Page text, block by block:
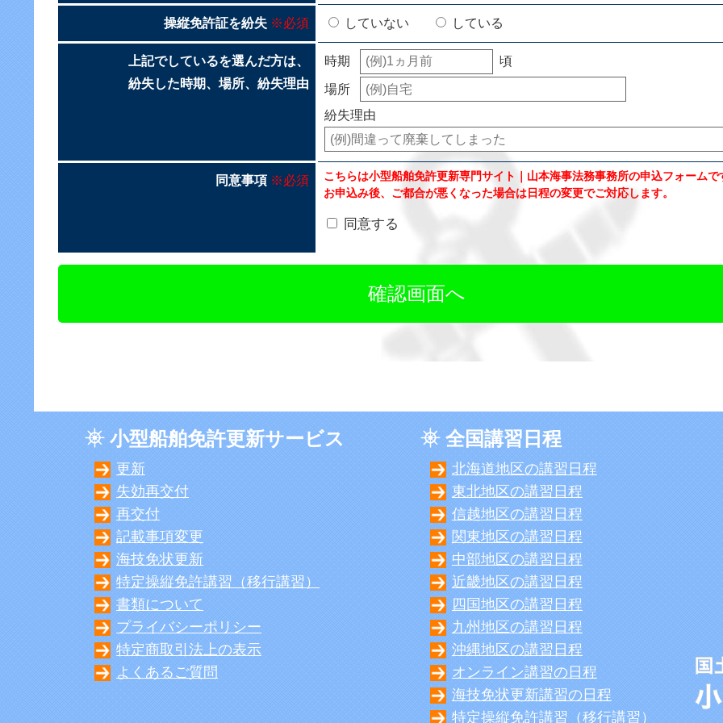
操縦免許証を紛失 ※必須 していない している
上記でしているを選んだ方は、
紛失した時期、場所、紛失理由
時期 頃
場所
紛失理由
同意事項 ※必須
こちらは小型船舶免許更新専門サイト｜山本海事法務事務所の申込フォームで
お申込み後、ご都合が悪くなった場合は日程の変更でご対応します。
同意する
小型船舶免許更新サービス
更新
失効再交付
再交付
記載事項変更
海技免状更新
特定操縦免許講習（移行講習）
書類について
プライバシーポリシー
特定商取引法上の表示
よくあるご質問
全国講習日程
北海道地区の講習日程
東北地区の講習日程
信越地区の講習日程
関東地区の講習日程
中部地区の講習日程
近畿地区の講習日程
四国地区の講習日程
九州地区の講習日程
沖縄地区の講習日程
オンライン講習の日程
海技免状更新講習の日程
特定操縦免許講習（移行講習）